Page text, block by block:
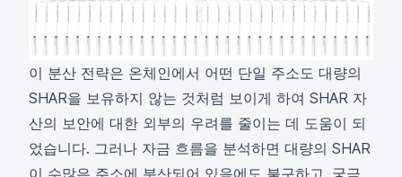
이 분산 전략은 온체인에서 어떤 단일 주소도 대량의
SHAR을 보유하지 않는 것처럼 보이게 하여 SHAR 자
산의 보안에 대한 외부의 우려를 줄이는 데 도움이 되
었습니다. 그러나 자금 흐름을 분석하면 대량의 SHAR